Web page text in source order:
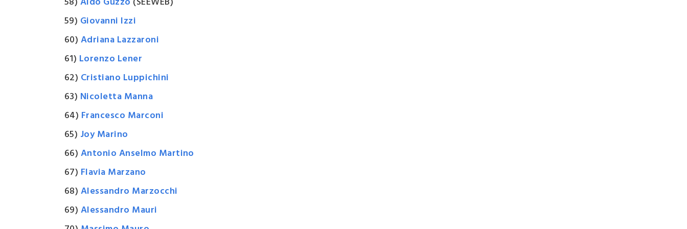
59) Giovanni Izzi
60) Adriana Lazzaroni
61) Lorenzo Lener
62) Cristiano Luppichini
63) Nicoletta Manna
64) Francesco Marconi
65) Joy Marino
66) Antonio Anselmo Martino
67) Flavia Marzano
68) Alessandro Marzocchi
69) Alessandro Mauri